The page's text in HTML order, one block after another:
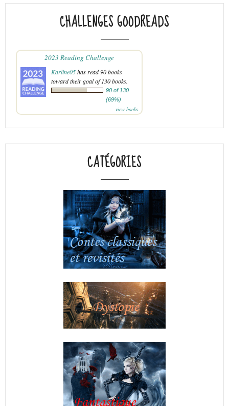
CHALLENGES GOODREADS
2023 Reading Challenge
Karline05has read 90 books
toward their goal of 130 books.
90 of 130
(69%)
view books
CATÉGORIES